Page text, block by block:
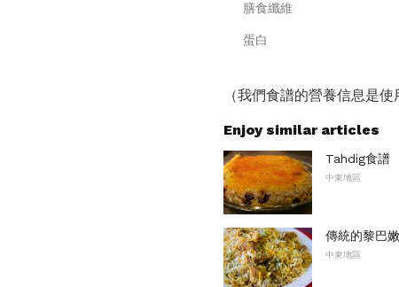
膳食纖維
蛋白
（我們食譜的營養信息是
Enjoy similar articles
Tahdig食譜
中東地區
傳統的黎巴
中東地區